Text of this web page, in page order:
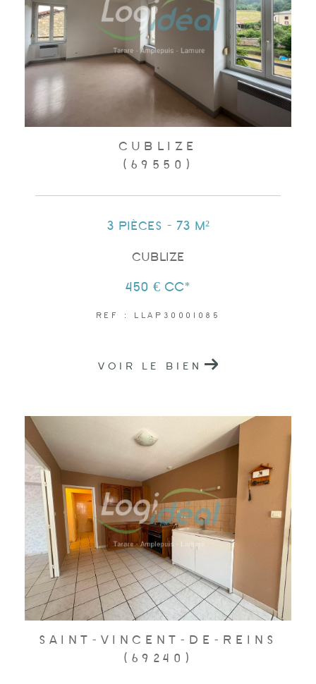
CUBLIZE
(69550)
3 pièces - 73 m²
CUBLIZE
450 € CC*
REF : LLAP30001085
VOIR LE BIEN
SAINT-VINCENT-DE-REINS
(69240)